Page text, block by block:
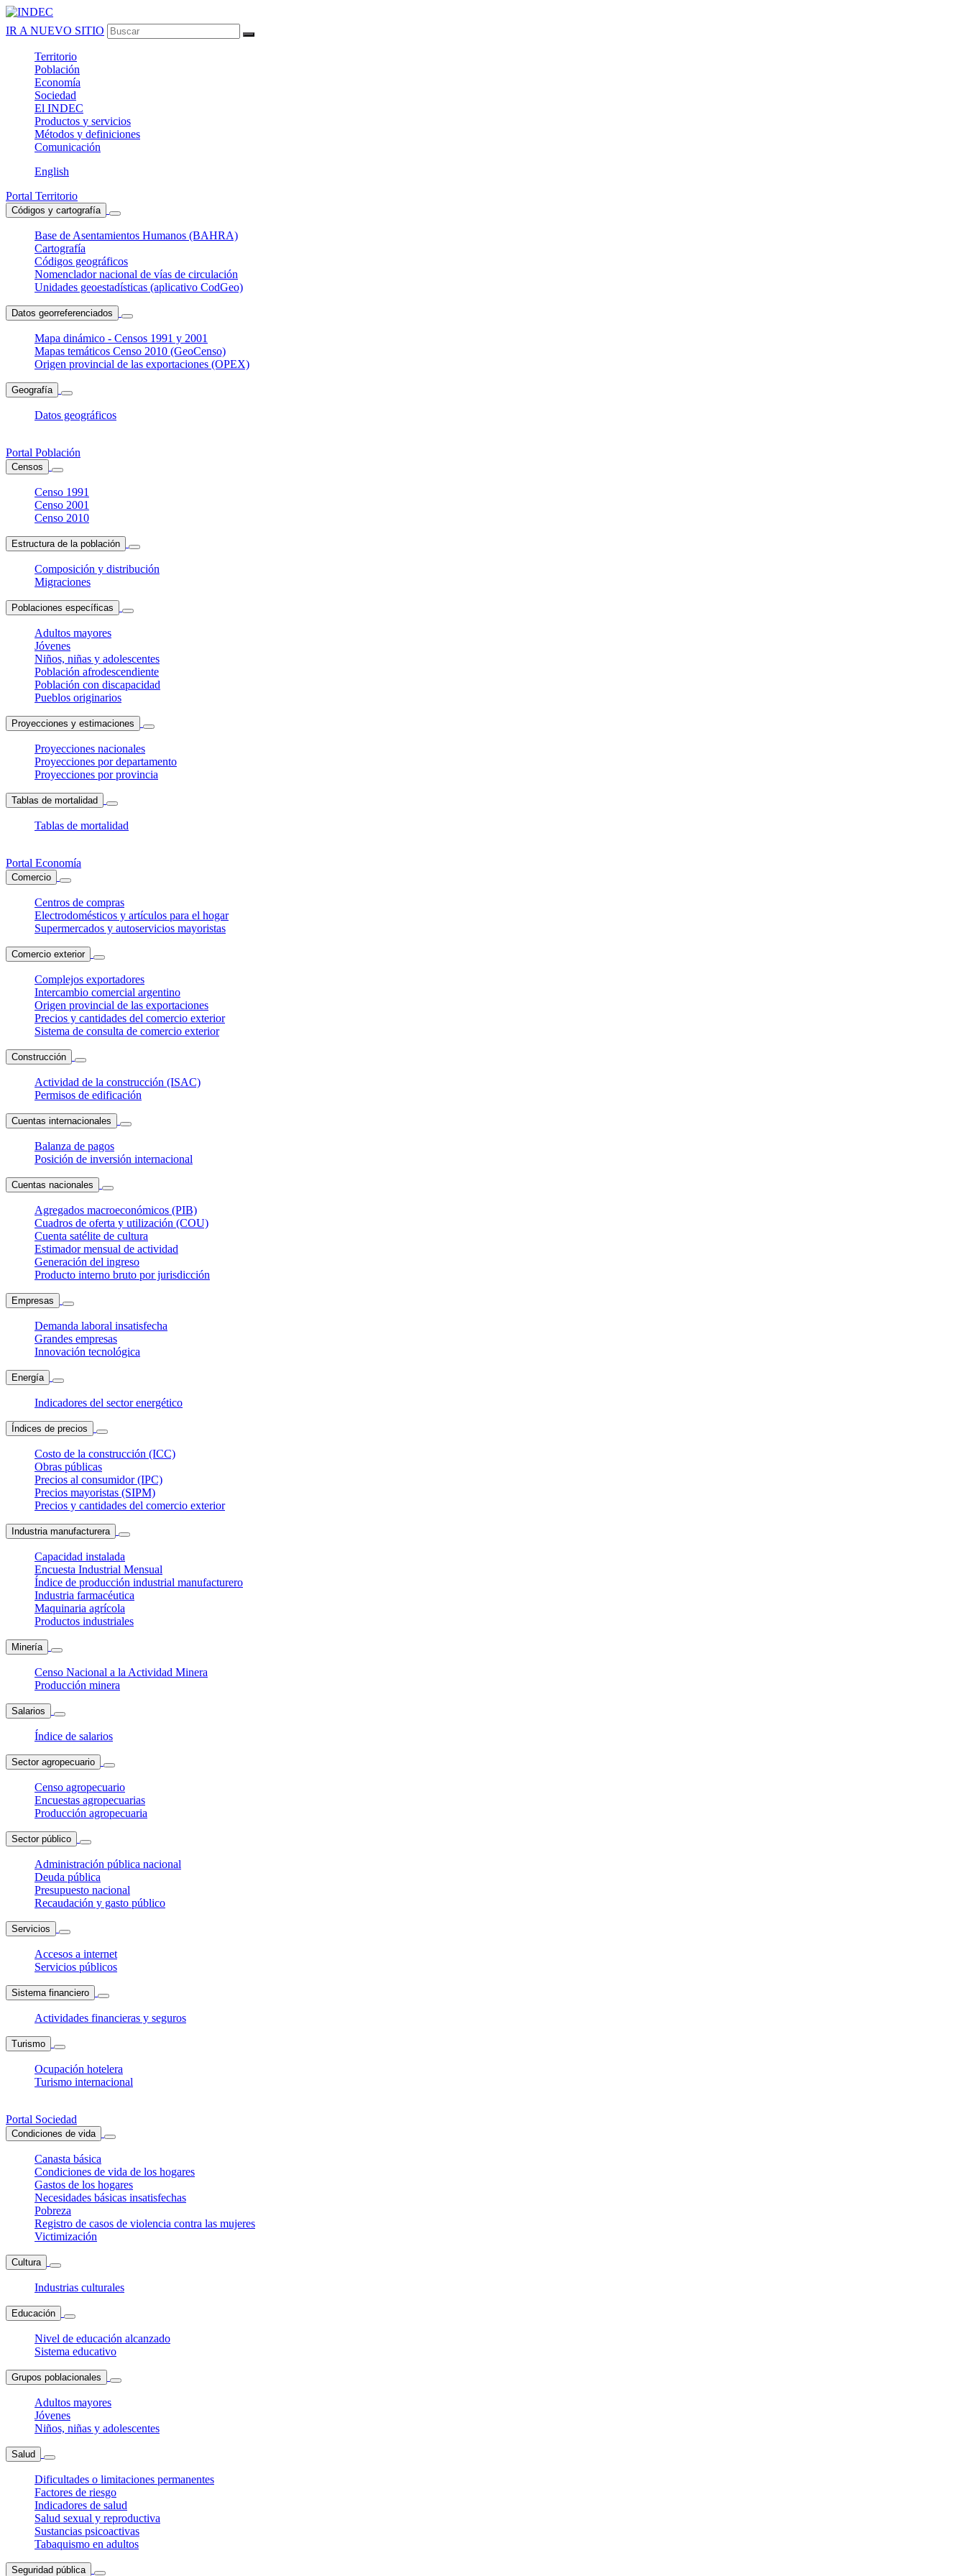
IR A NUEVO SITIO
Territorio
Población
Economía
Sociedad
El INDEC
Productos y servicios
Métodos y definiciones
Comunicación
English
Portal Territorio
Códigos y cartografía
Base de Asentamientos Humanos (BAHRA)
Cartografía
Códigos geográficos
Nomenclador nacional de vías de circulación
Unidades geoestadísticas (aplicativo CodGeo)
Datos georreferenciados
Mapa dinámico - Censos 1991 y 2001
Mapas temáticos Censo 2010 (GeoCenso)
Origen provincial de las exportaciones (OPEX)
Geografía
Datos geográficos
Portal Población
Censos
Censo 1991
Censo 2001
Censo 2010
Estructura de la población
Composición y distribución
Migraciones
Poblaciones específicas
Adultos mayores
Jóvenes
Niños, niñas y adolescentes
Población afrodescendiente
Población con discapacidad
Pueblos originarios
Proyecciones y estimaciones
Proyecciones nacionales
Proyecciones por departamento
Proyecciones por provincia
Tablas de mortalidad
Tablas de mortalidad
Portal Economía
Comercio
Centros de compras
Electrodomésticos y artículos para el hogar
Supermercados y autoservicios mayoristas
Comercio exterior
Complejos exportadores
Intercambio comercial argentino
Origen provincial de las exportaciones
Precios y cantidades del comercio exterior
Sistema de consulta de comercio exterior
Construcción
Actividad de la construcción (ISAC)
Permisos de edificación
Cuentas internacionales
Balanza de pagos
Posición de inversión internacional
Cuentas nacionales
Agregados macroeconómicos (PIB)
Cuadros de oferta y utilización (COU)
Cuenta satélite de cultura
Estimador mensual de actividad
Generación del ingreso
Producto interno bruto por jurisdicción
Empresas
Demanda laboral insatisfecha
Grandes empresas
Innovación tecnológica
Energía
Indicadores del sector energético
Índices de precios
Costo de la construcción (ICC)
Obras públicas
Precios al consumidor (IPC)
Precios mayoristas (SIPM)
Precios y cantidades del comercio exterior
Industria manufacturera
Capacidad instalada
Encuesta Industrial Mensual
Índice de producción industrial manufacturero
Industria farmacéutica
Maquinaria agrícola
Productos industriales
Minería
Censo Nacional a la Actividad Minera
Producción minera
Salarios
Índice de salarios
Sector agropecuario
Censo agropecuario
Encuestas agropecuarias
Producción agropecuaria
Sector público
Administración pública nacional
Deuda pública
Presupuesto nacional
Recaudación y gasto público
Servicios
Accesos a internet
Servicios públicos
Sistema financiero
Actividades financieras y seguros
Turismo
Ocupación hotelera
Turismo internacional
Portal Sociedad
Condiciones de vida
Canasta básica
Condiciones de vida de los hogares
Gastos de los hogares
Necesidades básicas insatisfechas
Pobreza
Registro de casos de violencia contra las mujeres
Victimización
Cultura
Industrias culturales
Educación
Nivel de educación alcanzado
Sistema educativo
Grupos poblacionales
Adultos mayores
Jóvenes
Niños, niñas y adolescentes
Salud
Dificultades o limitaciones permanentes
Factores de riesgo
Indicadores de salud
Salud sexual y reproductiva
Sustancias psicoactivas
Tabaquismo en adultos
Seguridad pública